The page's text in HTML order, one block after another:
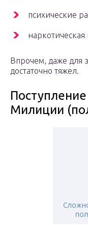
психические
наркотическая
Впрочем, даже для
достаточно тяжел.
Милиции